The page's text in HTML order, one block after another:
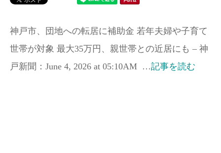
神戸市、団地への転居に補助金 若年夫婦や子育て
世帯が対象 最大35万円、親世帯との近居にも – 神
戸新聞：June 4, 2026 at 05:10AM …記事を読む